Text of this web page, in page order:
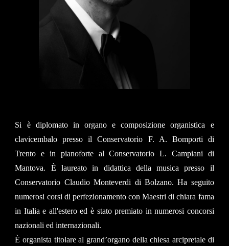
Si è diplomato in organo e composizione organistica e
clavicembalo presso il Conservatorio F. A. Bomporti di
Trento e in pianoforte al Conservatorio L. Campiani di
Mantova. È laureato in didattica della musica presso il
Conservatorio Claudio Monteverdi di Bolzano. Ha seguito
numerosi corsi di perfezionamento con Maestri di chiara fama
in Italia e all'estero ed è stato premiato in numerosi concorsi
nazionali ed internazionali.
È organista titolare al grand’organo della chiesa arcipretale di